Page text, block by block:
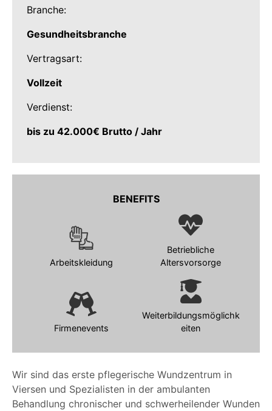
Wir sind das erste pflegerische Wundzentrum in
Viersen und Spezialisten in der ambulanten
Behandlung chronischer und schwerheilender Wunden
Branche:
Gesundheitsbranche
Vertragsart:
Vollzeit
Verdienst:
bis zu 42.000€ Brutto / Jahr
BENEFITS
Arbeitskleidung
Betriebliche
Altersvorsorge
Firmenevents
Weiterbildungsmöglichk
eiten